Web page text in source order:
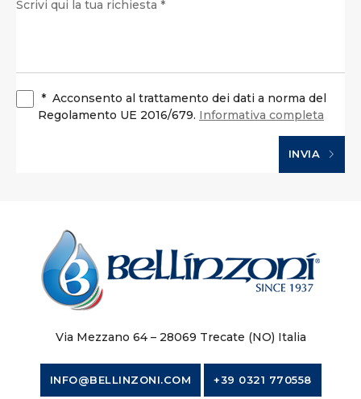
* Acconsento al trattamento dei dati a norma del
Regolamento UE 2016/679. Informativa completa
INVIA
Via Mezzano 64 – 28069 Trecate (NO) Italia
INFO@BELLINZONI.COM +39 0321 770558